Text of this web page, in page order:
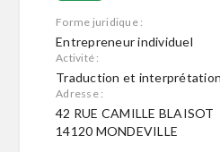
Forme juridique :
Entrepreneur individuel
Activité :
Traduction et
Adresse :
42 RUE CAMILLE BLAISOT
14120 MONDEVILLE